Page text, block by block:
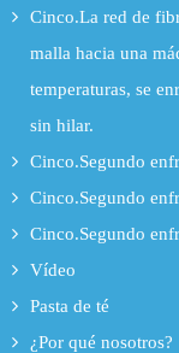
Cinco.La red de
malla hacia una
temperaturas, se
sin hilar.
Cinco.Segundo
Cinco.Segundo
Cinco.Segundo
Vídeo
Pasta de té
¿Por qué nosotros?